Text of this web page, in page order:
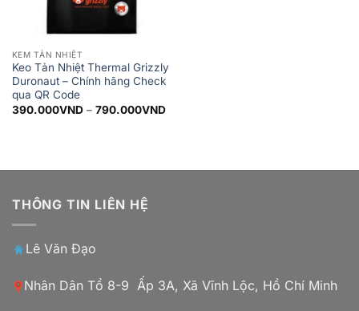
KEM TẢN NHIỆT
Keo Tản Nhiệt Thermal Grizzly
Duronaut – Chính hãng Check
qua QR Code
390.000VND – 790.000VNDKhoảng
THÔNG TIN LIÊN HỆ
Lê Văn Đạo
Nhân Dân Tổ 8-9 Ấp 3A, Xã Vĩnh Lộc, Hồ Chí Minh